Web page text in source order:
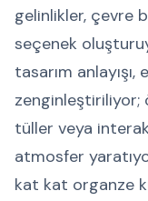
gelinlikler, çevre
seçenek
tasarım
zenginleştiriliyor;
tüller veya
atmosfer
kat kat organze